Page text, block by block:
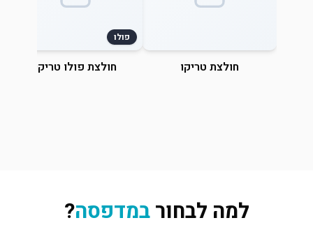
חולצת טריקו
פולו
חולצת פולו טריקו
למה לבחורבמדפסה?